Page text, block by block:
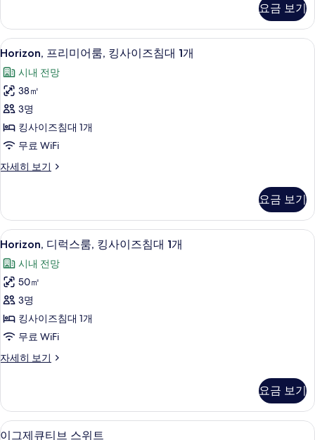
대
개
사
진
모
두
보
기
킹
사
이
침
대
개
자
세
히
보
요금 보기
Horizon,
프
리
미
어
룸,
킹
사
즈
침
대
1
개
사
진
모
두
Horizon, 프리미어룸, 킹사이즈침대 1
5
Horizon, 프리미어룸, 킹사이즈침대 1개
시내 전망
38㎡
3명
킹사이즈침대 1개
무료 WiFi
자세히 보기
Horizon,
어
룸,
킹
이
즈
대
개
자
세
요금 보기
Horizon,
디
럭
스
룸,
킹
사
이
침
대
1
Horizon, 디럭스룸, 킹사이즈침대 1개
5
Horizon, 디럭스룸, 킹사이즈침대 1개
시내 전망
50㎡
3명
킹사이즈침대 1개
무료 WiFi
자세히 보기
Horizon,
룸,
킹
사
요금 보기
이
이그제큐티브 스위트 | 셀렉트 컴포트
5
이그제큐티브 스위트